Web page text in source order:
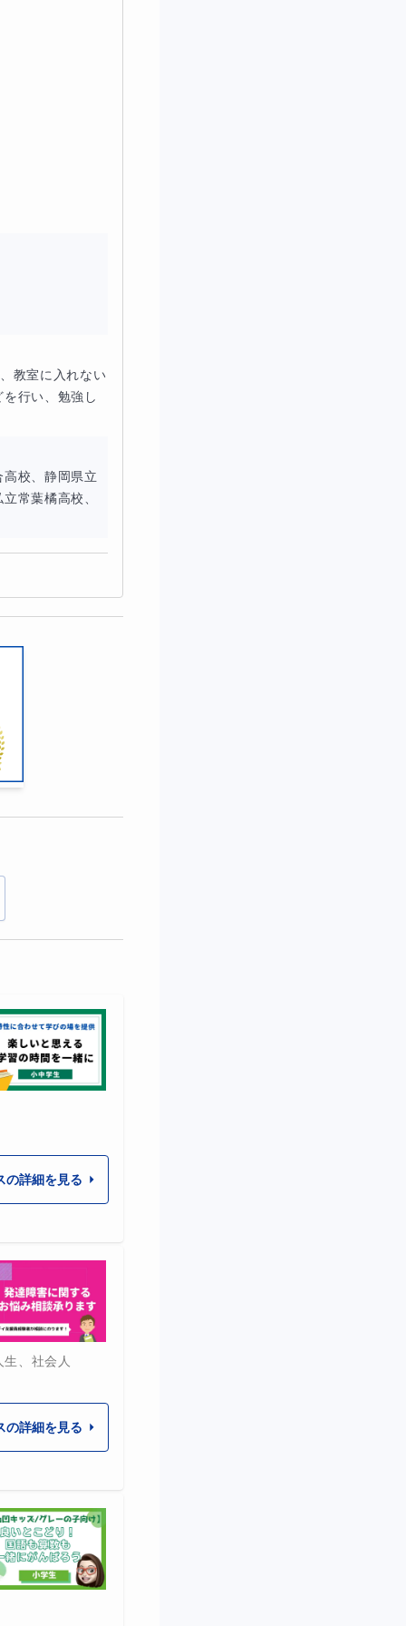
教室に入れない
行い、勉強し
校、静岡県立
常葉橘高校、
の詳細を見る
、社会人
の詳細を見る